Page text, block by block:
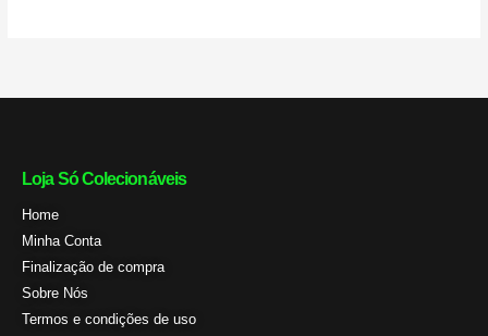
Loja Só Colecionáveis
Home
Minha Conta
Finalização de compra
Sobre Nós
Termos e condições de uso